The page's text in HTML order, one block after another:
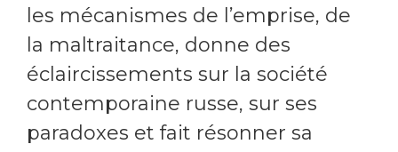
les mécanismes de l’emprise, de
la maltraitance, donne des
éclaircissements sur la société
contemporaine russe, sur ses
paradoxes et fait résonner sa